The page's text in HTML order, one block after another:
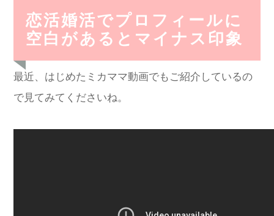
恋活婚活でプロフィールに
空白があるとマイナス印象
最近、はじめたミカママ動画でもご紹介しているの
で見てみてくださいね。